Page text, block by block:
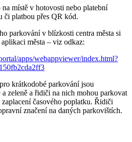
místě v hotovosti nebo platební
či platbou přes QR kód.
parkování v blízkosti centra města si
města – viz odkaz:
apps/webappviewer/index.html?
krátkodobé parkování jsou
zeleně a řidiči na nich mohou parkovat
časového poplatku. Řidiči
značení na daných parkovištích.